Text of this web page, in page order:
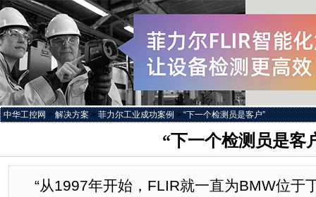
中华工控网 > 解决方案 > 菲力尔工业成功案例 > “下一个检测员是客户”
“下一个检测员是客
“从1997年开始，FLIR就一直为BMW位于